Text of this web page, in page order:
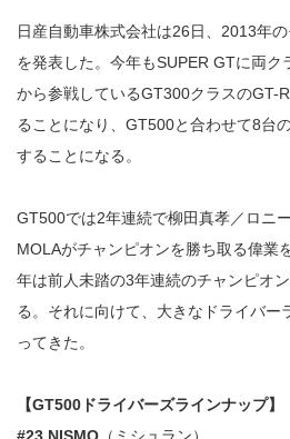
日産自動車株式会社は26日、2013年
を発表した。今年もSUPER GTに両
から参戦しているGT300クラスのGT-
ることになり、GT500と合わせて8台
することになる。
GT500では2年連続で柳田真孝／ロニ
MOLAがチャンピオンを勝ち取る偉業
年は前人未踏の3年連続のチャンピオ
る。それに向けて、大きなドライバー
ってきた。
【GT500ドライバーズラインナップ】